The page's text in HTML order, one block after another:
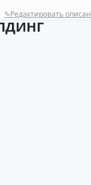
✎Редактировать